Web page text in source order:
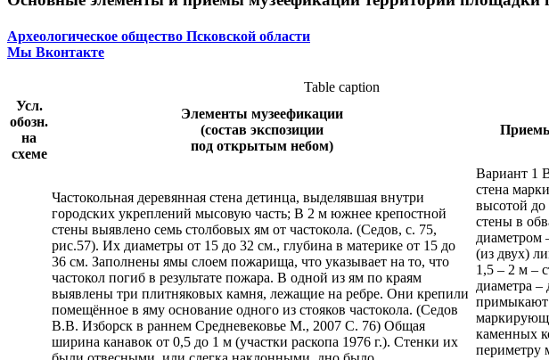
Археологическое общество Псковской области
Мы Вконтакте
Table caption
Усл.
обозн.
на
схеме
Элементы музеефикации
(состав экспозиции
под открытым небом)
Частокольная деревянная стена детинца, выделявшая внутри
городских укреплений мысовую часть; В 2 м южнее крепостной
стены выявлено семь столбовых ям от частокола. (Седов, с. 75,
рис.57). Их диаметры от 15 до 32 см., глубина в материке от 15 до
36 см. Заполнены ямы слоем пожарища, что указывает на то, что
частокол погиб в результате пожара. В одной из ям по краям
выявлены три плитняковых камня, лежащие на ребре. Они крепили
помещённое в яму основание одного из стояков частокола. (Седов
В.В. Изборск в раннем Средневековье М., 2007 С. 76) Общая
ширина канавок от 0,5 до 1 м (участки раскопа 1976 г.). Стенки их
Вариант 1
стена
высотой
стены в
диаметром
(из двух)
1,5 – 2 м –
диаметра
примыкают
каменных
периметру